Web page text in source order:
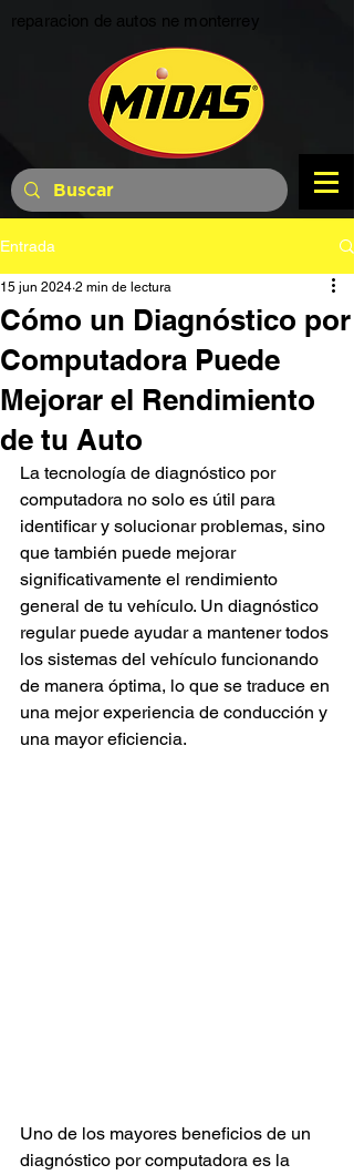
reparacion de autos ne monterrey
Entrada
Cómo un Diagnóstico por
Computadora Puede
Mejorar el Rendimiento
de tu Auto
15 jun 2024 2 min de lectura
La tecnología de diagnóstico por
computadora no solo es útil para
identificar y solucionar problemas, sino
que también puede mejorar
significativamente el rendimiento
general de tu vehículo. Un diagnóstico
regular puede ayudar a mantener todos
los sistemas del vehículo funcionando
de manera óptima, lo que se traduce en
una mejor experiencia de conducción y
una mayor eficiencia.
Uno de los mayores beneficios de un
diagnóstico por computadora es la